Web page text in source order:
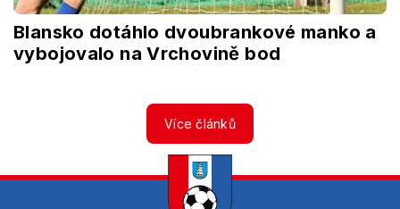
Blansko dotáhlo dvoubrankové manko a
vybojovalo na Vrchovině bod
Více článků